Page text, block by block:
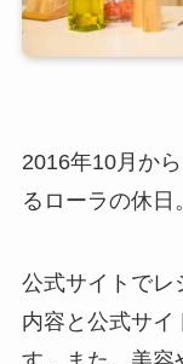
2016年10月か
るローラの休日。
公式サイトでレ
内容と公式サイ